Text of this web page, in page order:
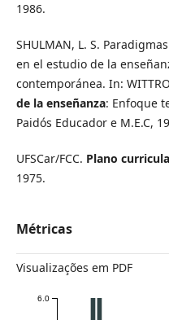
1986.
SHULMAN, L. S.
en el estudio de la
contemporánea. In:
de la enseñanza: Enfoque
Paidós Educador e M.E.C,
UFSCar/FCC. Plano
1975.
Métricas
Visualizações em PDF
6.0